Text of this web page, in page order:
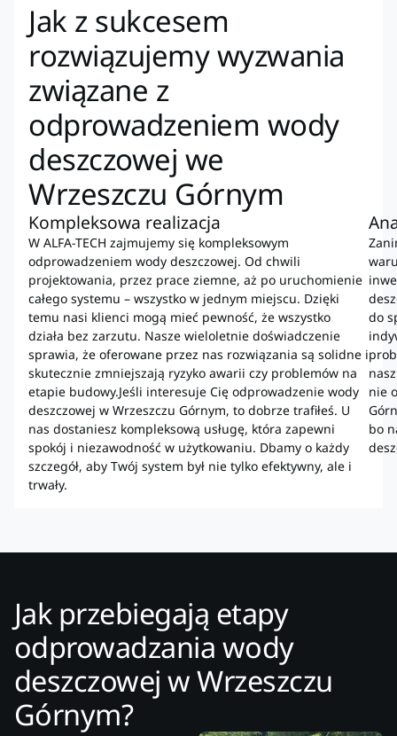
Jak z sukcesem
rozwiązujemy wyzwania
związane z
odprowadzeniem wody
deszczowej we
Wrzeszczu Górnym
Kompleksowa realizacja
W ALFA-TECH zajmujemy się kompleksowym
odprowadzeniem wody deszczowej. Od chwili
projektowania, przez prace ziemne, aż po uruchomienie
całego systemu – wszystko w jednym miejscu. Dzięki
temu nasi klienci mogą mieć pewność, że wszystko
działa bez zarzutu. Nasze wieloletnie doświadczenie
sprawia, że oferowane przez nas rozwiązania są solidne i
skutecznie zmniejszają ryzyko awarii czy problemów na
etapie budowy.Jeśli interesuje Cię odprowadzenie wody
deszczowej w Wrzeszczu Górnym, to dobrze trafiłeś. U
nas dostaniesz kompleksową usługę, która zapewni
spokój i niezawodność w użytkowaniu. Dbamy o każdy
szczegół, aby Twój system był nie tylko efektywny, ale i
trwały.
do
nie
bo
Jak przebiegają etapy
odprowadzania wody
deszczowej w Wrzeszczu
Górnym?